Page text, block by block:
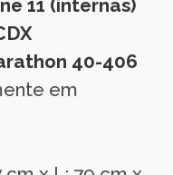
11 (internas)
40-406
em